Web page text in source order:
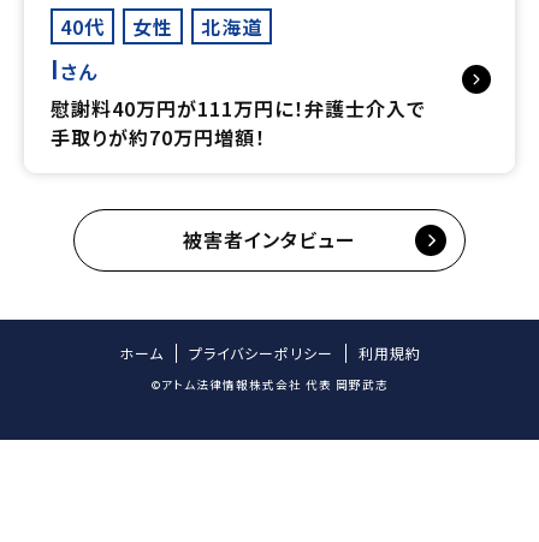
40代 女性 北海道
Iさん
慰謝料40万円が111万円に！弁護士介入で
手取りが約70万円増額！
被害者インタビュー
ホーム プライバシーポリシー 利用規約
©アトム法律情報株式会社 代表 岡野武志